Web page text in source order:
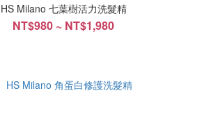
HS Milano 七葉樹活力洗髮精
NT$980 ~ NT$1,980